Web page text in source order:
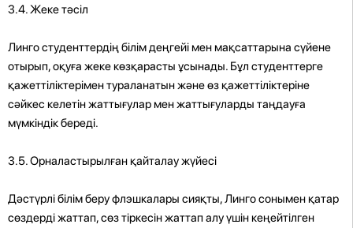
3.4. Жеке тәсіл
Линго студенттердің білім деңгейі мен мақсаттарына сүйене
отырып, оқуға жеке көзқарасты ұсынады. Бұл студенттерге
қажеттіліктерімен тураланатын және өз қажеттіліктеріне
сәйкес келетін жаттығулар мен жаттығуларды таңдауға
мүмкіндік береді.
3.5. Орналастырылған қайталау жүйесі
Дәстүрлі білім беру флэшкалары сияқты, Линго сонымен қатар
сөздерді жаттап, сөз тіркесін жаттап алу үшін кеңейтілген